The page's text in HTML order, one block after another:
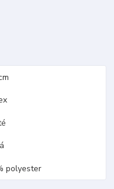
polyester